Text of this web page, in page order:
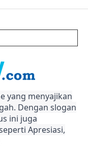
yang menyajikan
Dengan slogan
ini juga
Apresiasi,